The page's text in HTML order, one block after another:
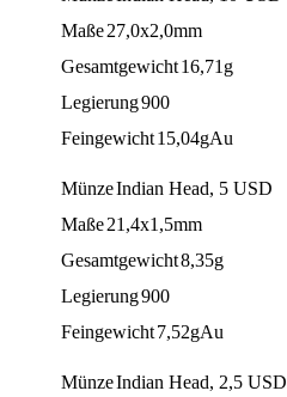
Maße27,0x2,0mm
Gesamtgewicht16,71g
Legierung900
Feingewicht15,04gAu
MünzeIndian Head 5 USD
Maße21,4x1,5mm
Gesamtgewicht8,35g
Legierung900
Feingewicht7,52gAu
MünzeIndian Head 2,5 USD